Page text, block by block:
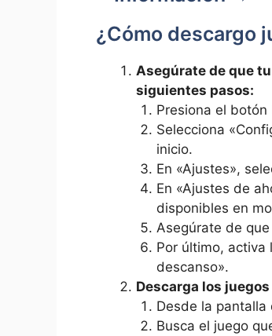
¿Cómo descargo
Asegúrate de que
siguientes pasos:
Presiona el
Selecciona
inicio.
En «Ajustes»,
En «Ajustes de
disponibles en
Asegúrate de
Por último, activa
descanso».
Descarga los
Desde la pantalla
Busca el juego